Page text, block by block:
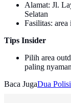
Alamat: Jl.
Selatan
Fasilitas:
Tips Insider
Pilih area
paling
Baca JugaDua